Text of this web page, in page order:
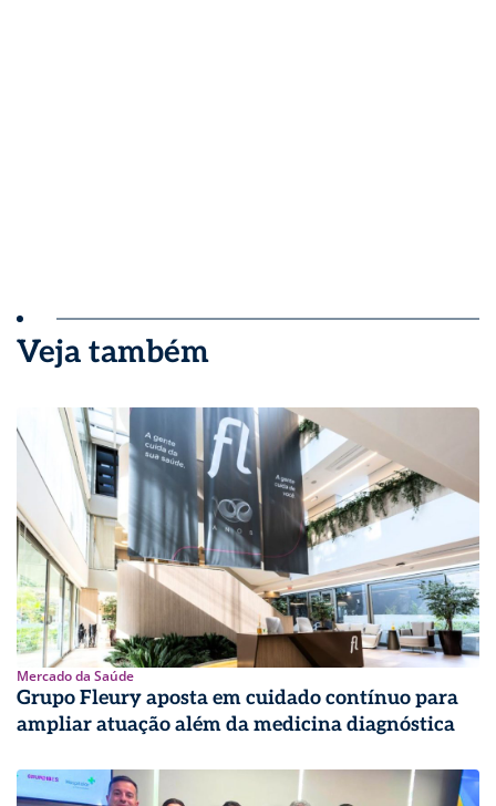
Veja também
Mercado da Saúde
Grupo Fleury aposta em cuidado contínuo para
ampliar atuação além da medicina diagnóstica